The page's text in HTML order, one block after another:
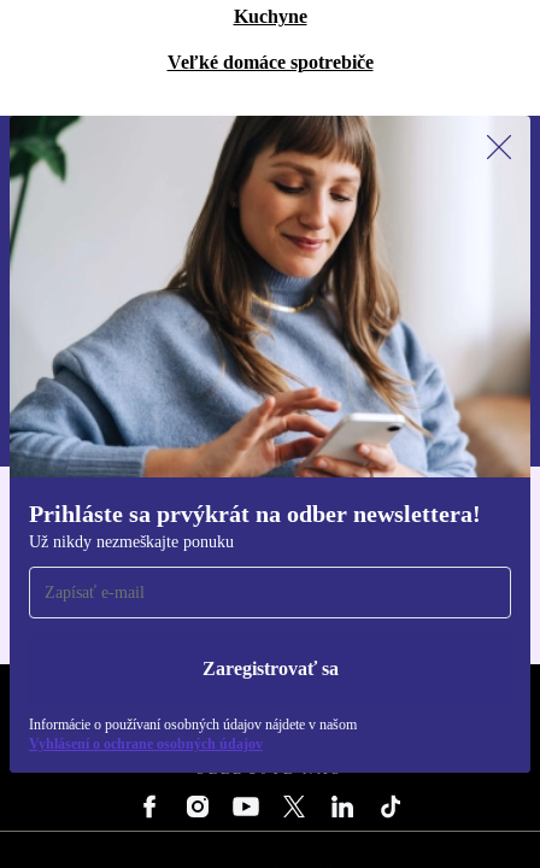
Kuchyne
Veľké domáce spotrebiče
Prihláste sa prvýkrát na odber newslettera!
Už nikdy nezmeškajte ponuku
Zaregistrovať sa
Informácie o používaní osobných údajov nájdete v našom
Vyhlásení o ochrane osobných údajov
Prihláste sa prvýkrát na newsletter!
Už nikdy nezmeškajte ponuku.
Zaregistrovať sa
Informácie o používaní osobných údajov nájdete v našich
Zásadách ochrany osobných údajov.
Získajte aplikáciu refurbed
Pre iOS a Android
SLEDUJTE NÁS